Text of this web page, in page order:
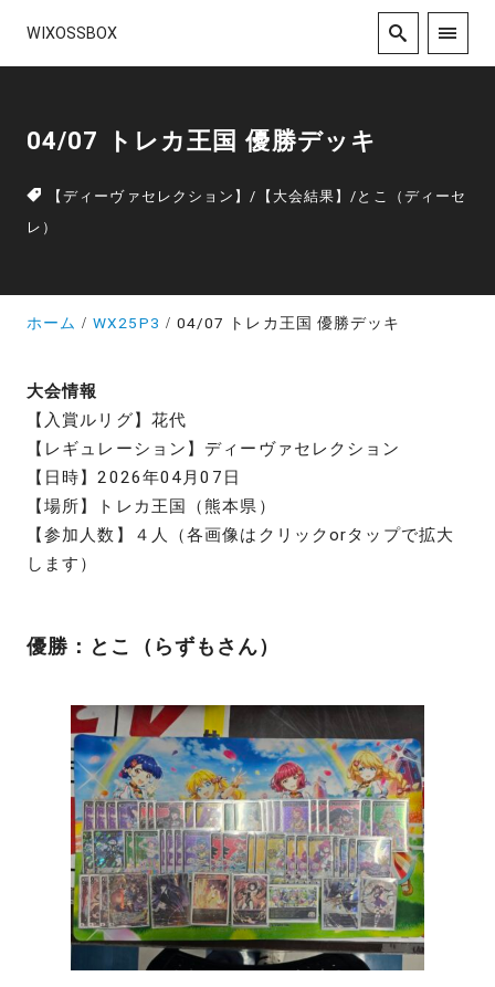
WIXOSSBOX
04/07 トレカ王国 優勝デッキ
【ディーヴァセレクション】/ 【大会結果】/ とこ（ディーセ
レ）
ホーム WX25P3 04/07 トレカ王国 優勝デッキ
大会情報
【入賞ルリグ】花代
【レギュレーション】ディーヴァセレクション
【日時】2026年04月07日
【場所】トレカ王国（熊本県）
【参加人数】４人（各画像はクリックorタップで拡大
します）
優勝：とこ（らずもさん）